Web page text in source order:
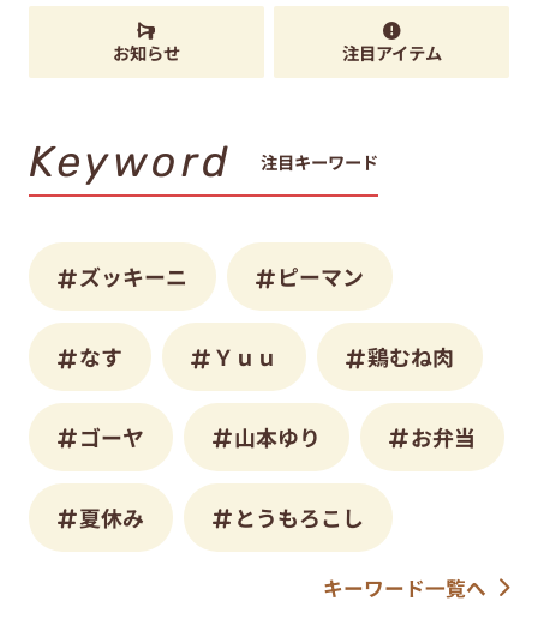
お知らせ 注目アイテム
Keyword 注目キーワード
ズッキーニ ピーマン
なす Ｙｕｕ 鶏むね肉
ゴーヤ 山本ゆり お弁当
夏休み とうもろこし
キーワード一覧へ